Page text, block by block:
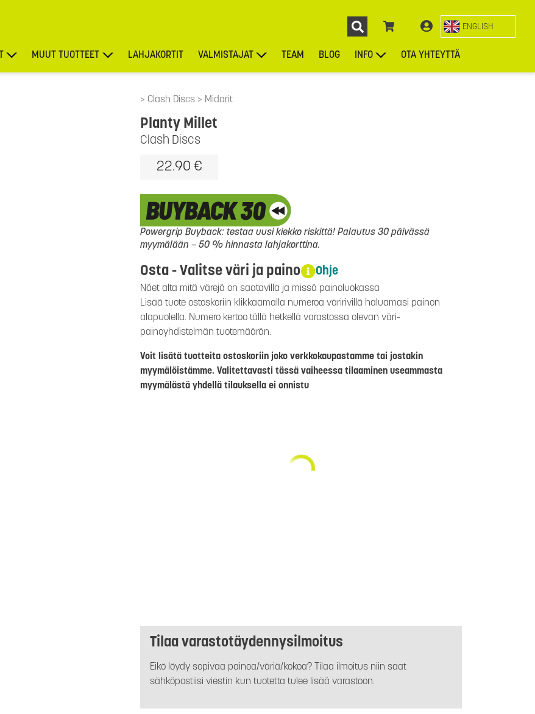
ENGLISH
MUUT TUOTTEET LAHJAKORTIT VALMISTAJAT TEAM BLOG INFO OTA YHTEYTTÄ
Clash Discs Midarit
Clash Discs
Planty Millet
22.90 €
Powergrip Buyback: testaa uusi kiekko riskittä! Palautus 30 päivässä
myymälään – 50 % hinnasta lahjakorttina.
Osta - Valitse väri ja paino Ohje
Näet alta mitä värejä on saatavilla ja missä painoluokassa
Lisää tuote ostoskoriin klikkaamalla numeroa väririvillä haluamasi painon
alapuolella. Numero kertoo tällä hetkellä varastossa olevan väri-
painoyhdistelmän tuotemäärän.
Voit lisätä tuotteita ostoskoriin joko verkkokaupastamme tai jostakin
myymälöistämme. Valitettavasti tässä vaiheessa tilaaminen useammasta
myymälästä yhdellä tilauksella ei onnistu
Tilaa varastotäydennysilmoitus
Eikö löydy sopivaa painoa/väriä/kokoa? Tilaa ilmoitus niin saat
sähköpostiisi viestin kun tuotetta tulee lisää varastoon.